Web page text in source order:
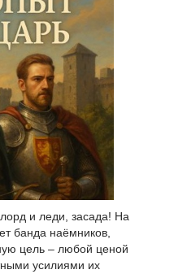
и леди, засада! На
банда наёмников,
цель – любой ценой
усилиями их